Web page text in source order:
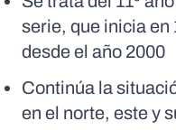
serie, que inicia en
desde el año 2000
Continúa la
en el norte, este y